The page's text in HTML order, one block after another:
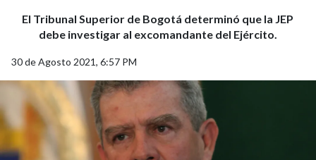
El Tribunal Superior de Bogotá determinó que la JEP
debe investigar al excomandante del Ejército.
30 de Agosto 2021, 6:57 PM